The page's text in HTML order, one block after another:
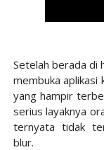
Setelah berada di
membuka aplikasi
yang hampir
serius layaknya
ternyata tidak
blur.